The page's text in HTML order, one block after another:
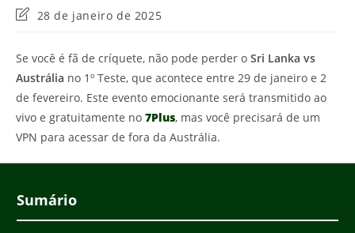
Última
post:
28 de janeiro de 2025
Se você é fã de críquete, não pode perder o Sri Lanka vs
Austrália no 1º Teste, que acontece entre 29 de janeiro e 2
de fevereiro. Este evento emocionante será transmitido ao
vivo e gratuitamente no 7Plus, mas você precisará de um
VPN para acessar de fora da Austrália.
Sumário